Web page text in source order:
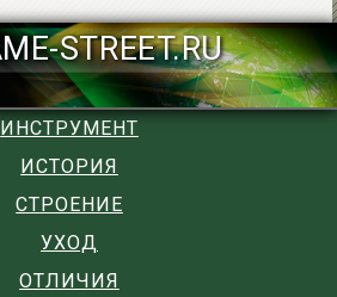
GAME-
ИНСТРУМЕНТ
ИСТОРИЯ
СТРОЕНИЕ
УХОД
ОТЛИЧИЯ